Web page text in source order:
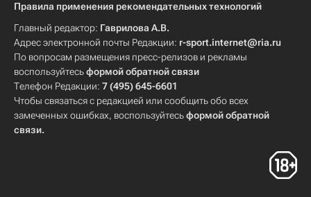
Правила применения рекомендательных технологий
Главный редактор: Гаврилова А.В.
Адрес электронной почты Редакции: r-sport.internet@ria.ru
По вопросам размещения пресс-релизов и рекламы
воспользуйтесьформой обратной связи
Телефон Редакции: 7 (495) 645-6601
Чтобы связаться с редакцией или сообщить обо всех
замеченных ошибках, воспользуйтесьформой обратной
связи.